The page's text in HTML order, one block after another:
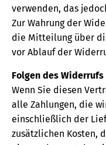
verwenden, das
Zur Wahrung der
die Mitteilung über
vor Ablauf der
Folgen des Widerrufs
Wenn Sie diesen
alle Zahlungen, die
einschließlich der
zusätzlichen Kosten,